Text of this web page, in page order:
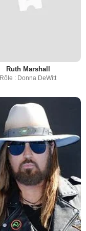
Ruth Marshall
Rôle : Donna DeWitt